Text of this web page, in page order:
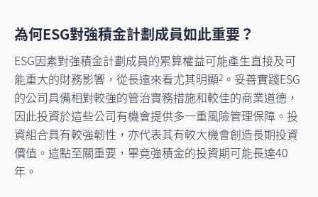
為何ESG對強積金計劃成員如此重要？
ESG因素對強積金計劃成員的累算權益可能產生直接及可
能重大的財務影響，從長遠來看尤其明顯2 。妥善實踐ESG
的公司具備相對較強的管治實務措施和較佳的商業道德，
因此投資於這些公司有機會提供多一重風險管理保障。投
資組合具有較強韌性，亦代表其有較大機會創造長期投資
價值。這點至關重要，畢竟強積金的投資期可能長達40
年。